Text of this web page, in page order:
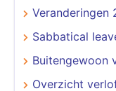
Veranderingen
Sabbatical
Buitengewoon
Overzicht